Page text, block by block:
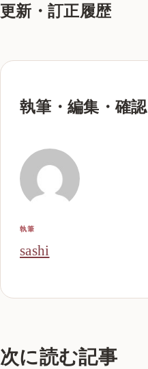
更新・訂正履歴
執筆・編集・確認
執筆
sashi
次に読む記事